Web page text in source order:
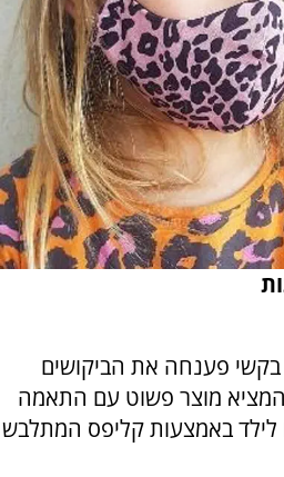
פענחה את הביקושים
מוצר פשוט עם התאמה
לילד באמצעות קליפס המתלבש